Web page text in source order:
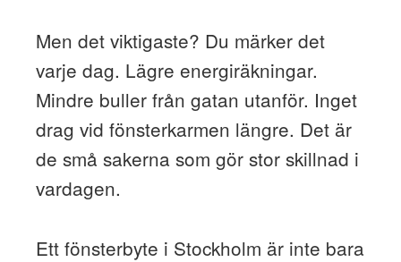
Men det viktigaste? Du märker det
varje dag. Lägre energiräkningar.
Mindre buller från gatan utanför. Inget
drag vid fönsterkarmen längre. Det är
de små sakerna som gör stor skillnad i
vardagen.
Ett fönsterbyte i Stockholm är inte bara